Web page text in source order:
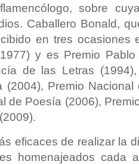
sobre
Caballero Bonald,
en tres ocasiones
y es Premio
de las Letras
(2004), Premio
de Poesía (2006),
eficaces de realizar la
homenajeados cada